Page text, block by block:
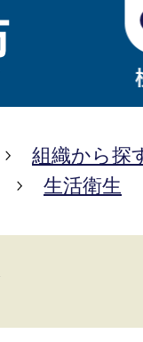
組織から探
生活衛生